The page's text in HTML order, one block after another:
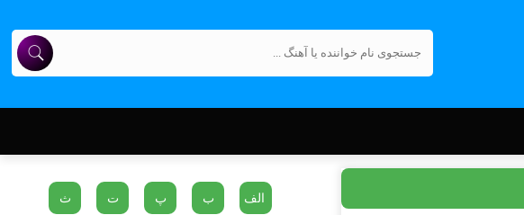
الف ب پ ت ث